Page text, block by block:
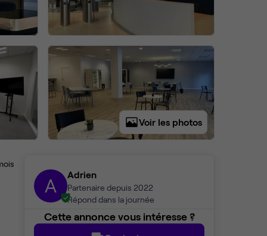
Voir les photos
A Adrien
Partenaire depuis 2022
Répond dans la journée
Cette annonce vous intéresse ?